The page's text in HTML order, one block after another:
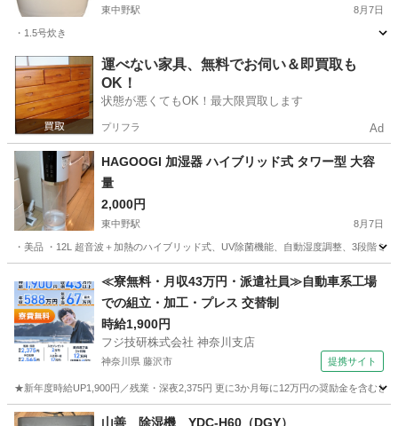
東中野駅 8月7日
・1.5号炊き
東京 中野区 東中野駅 キッチン家電 コイズミ
運べない家具、無料でお伺い＆即買取も
OK！
状態が悪くてもOK！最大限買取します
プリフラ Ad
HAGOOGI 加湿器 ハイブリッド式 タワー型 大容
量
2,000円
東中野駅 8月7日
・美品 ・12L 超音波＋加熱のハイブリッド式、UV除菌機能、自動湿度調整、3段階ミ
東中野駅 季節、空調家電 HAGOOGI
≪寮無料・月収43万円・派遣社員≫自動車系工場
での組立・加工・プレス 交替制
時給1,900円
フジ技研株式会社 神奈川支店
神奈川県 藤沢市 提携サイト
★新年度時給UP1,900円／残業・深夜2,375円 更に3か月毎に12万円の奨励金を含む
神奈川 藤沢市 その他
山善 除湿機 YDC-H60（DGY）